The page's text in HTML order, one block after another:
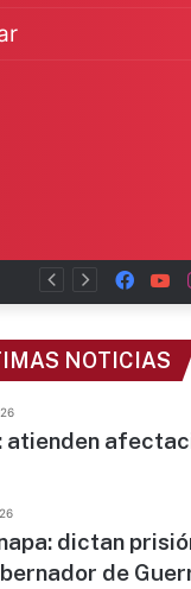
NOTICIAS
atienden
dictan
de